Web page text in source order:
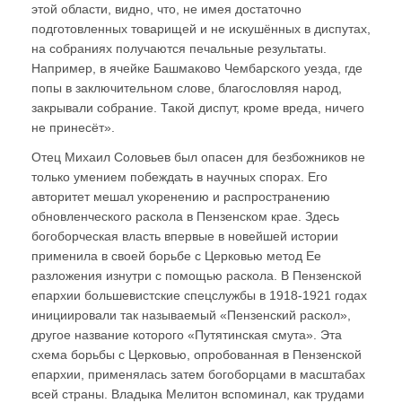
этой области, видно, что, не имея достаточно
подготовленных товарищей и не искушённых в диспутах,
на собраниях получаются печальные результаты.
Например, в ячейке Башмаково Чембарского уезда, где
попы в заключительном слове, благословляя народ,
закрывали собрание. Такой диспут, кроме вреда, ничего
не принесёт».
Отец Михаил Соловьев был опасен для безбожников не
только умением побеждать в научных спорах. Его
авторитет мешал укоренению и распространению
обновленческого раскола в Пензенском крае. Здесь
богоборческая власть впервые в новейшей истории
применила в своей борьбе с Церковью метод Ее
разложения изнутри с помощью раскола. В Пензенской
епархии большевистские спецслужбы в 1918-1921 годах
инициировали так называемый «Пензенский раскол»,
другое название которого «Путятинская смута». Эта
схема борьбы с Церковью, опробованная в Пензенской
епархии, применялась затем богоборцами в масштабах
всей страны. Владыка Мелитон вспоминал, как трудами